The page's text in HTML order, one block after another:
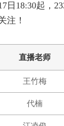
日18:30起，
注！
直播老师
王竹梅
代楠